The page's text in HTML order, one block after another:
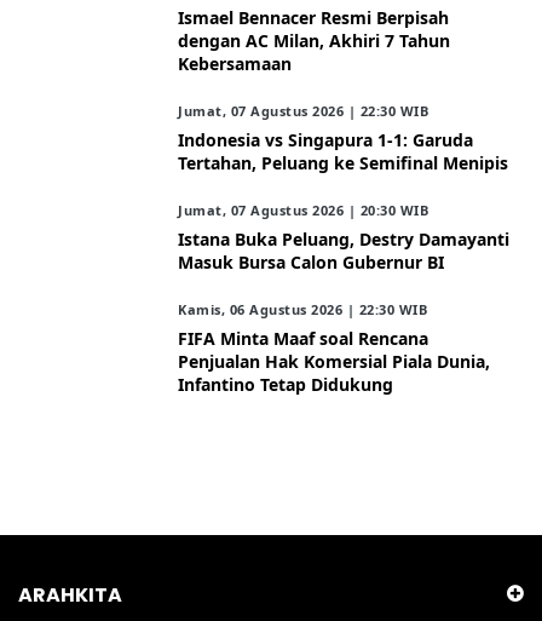
Ismael Bennacer Resmi Berpisah
dengan AC Milan, Akhiri 7 Tahun
Kebersamaan
Jumat, 07 Agustus 2026 | 22:30 WIB
Indonesia vs Singapura 1-1: Garuda
Tertahan, Peluang ke Semifinal Menipis
Jumat, 07 Agustus 2026 | 20:30 WIB
Istana Buka Peluang, Destry Damayanti
Masuk Bursa Calon Gubernur BI
Kamis, 06 Agustus 2026 | 22:30 WIB
FIFA Minta Maaf soal Rencana
Penjualan Hak Komersial Piala Dunia,
Infantino Tetap Didukung
ARAHKITA